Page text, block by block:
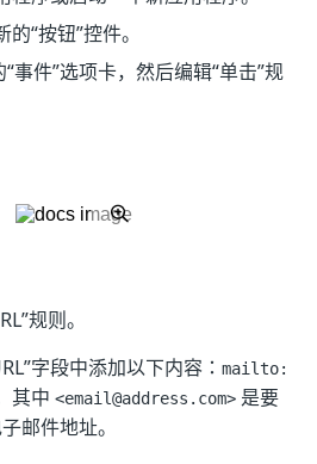
“按钮”控件。
事件”选项卡，然后编辑“单击”规
规则。
字段中添加以下内容： mailto:
其中 <email@address.com> 是要
邮件地址。